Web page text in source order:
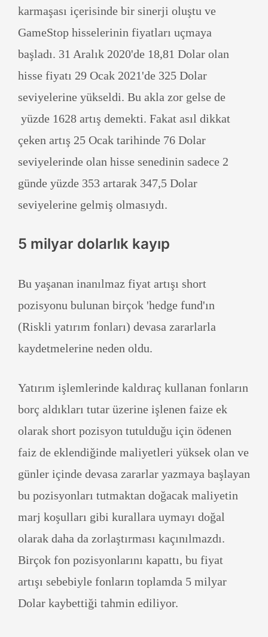
karmaşası içerisinde bir sinerji oluştu ve
GameStop hisselerinin fiyatları uçmaya
başladı. 31 Aralık 2020'de 18,81 Dolar olan
hisse fiyatı 29 Ocak 2021'de 325 Dolar
seviyelerine yükseldi. Bu akla zor gelse de
yüzde 1628 artış demekti. Fakat asıl dikkat
çeken artış 25 Ocak tarihinde 76 Dolar
seviyelerinde olan hisse senedinin sadece 2
günde yüzde 353 artarak 347,5 Dolar
seviyelerine gelmiş olmasıydı.
5 milyar dolarlık kayıp
Bu yaşanan inanılmaz fiyat artışı short
pozisyonu bulunan birçok 'hedge fund'ın
(Riskli yatırım fonları) devasa zararlarla
kaydetmelerine neden oldu.
Yatırım işlemlerinde kaldıraç kullanan fonların
borç aldıkları tutar üzerine işlenen faize ek
olarak short pozisyon tutulduğu için ödenen
faiz de eklendiğinde maliyetleri yüksek olan ve
günler içinde devasa zararlar yazmaya başlayan
bu pozisyonları tutmaktan doğacak maliyetin
marj koşulları gibi kurallara uymayı doğal
olarak daha da zorlaştırması kaçınılmazdı.
Birçok fon pozisyonlarını kapattı, bu fiyat
artışı sebebiyle fonların toplamda 5 milyar
Dolar kaybettiği tahmin ediliyor.